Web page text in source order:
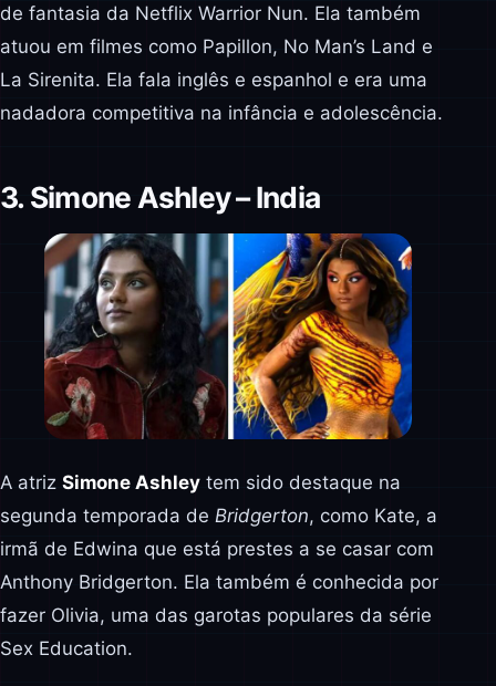
de fantasia da Netflix Warrior Nun. Ela também
atuou em filmes como Papillon, No Man’s Land e
La Sirenita. Ela fala inglês e espanhol e era uma
nadadora competitiva na infância e adolescência.
3. Simone Ashley – India
A atriz Simone Ashley tem sido destaque na
segunda temporada de Bridgerton, como Kate, a
irmã de Edwina que está prestes a se casar com
Anthony Bridgerton. Ela também é conhecida por
fazer Olivia, uma das garotas populares da série
Sex Education.